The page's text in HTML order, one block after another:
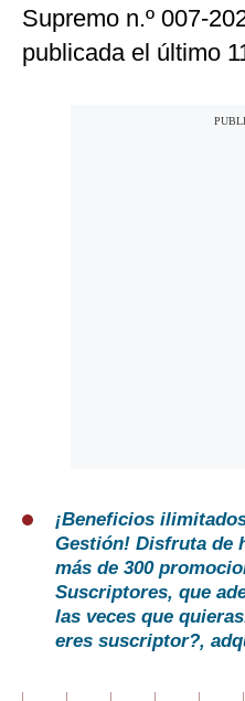
Supremo n.º 007-
publicada el último
¡Beneficios
Gestión! Disfruta de
más de 300
Suscriptores, que
las veces que
eres suscriptor?,